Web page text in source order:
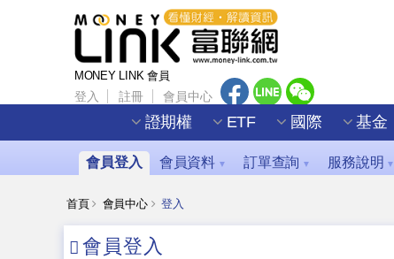
MONEY LINK 會員
登入 註冊 會員中心
證期權 ETF 國際 基金
會員登入 會員資料 ▼ 訂單查詢 ▼ 服務說明 ▼
首頁 會員中心 登入
會員登入